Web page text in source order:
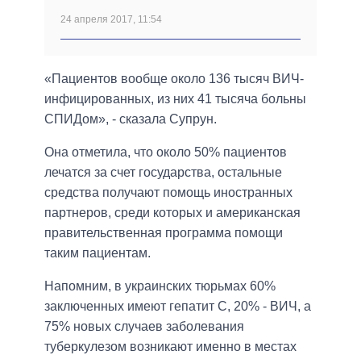
24 апреля 2017, 11:54
«Пациентов вообще около 136 тысяч ВИЧ-
инфицированных, из них 41 тысяча больны
СПИДом», - сказала Супрун.
Она отметила, что около 50% пациентов
лечатся за счет государства, остальные
средства получают помощь иностранных
партнеров, среди которых и американская
правительственная программа помощи
таким пациентам.
Напомним, в украинских тюрьмах 60%
заключенных имеют гепатит С, 20% - ВИЧ, а
75% новых случаев заболевания
туберкулезом возникают именно в местах